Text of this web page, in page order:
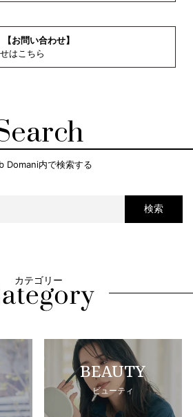
【お問い合わせ】
はこちら
Domani内で検索する
検索
カテゴリー
BEAUTY
ビューティ